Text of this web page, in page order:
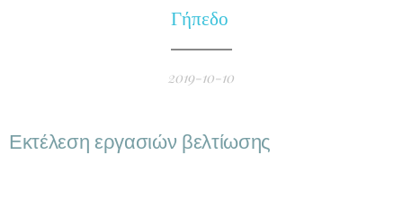
Γήπεδο
2019-10-10
Εκτέλεση εργασιών βελτίωσης